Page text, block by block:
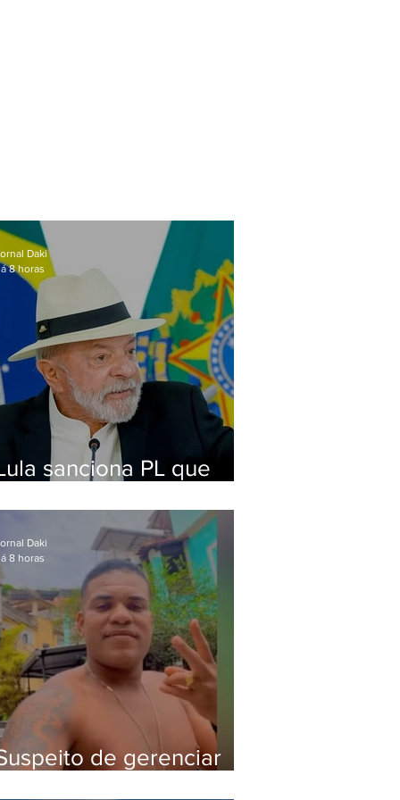
sanciona PL que
contra crianças
Daki
8 horas
de gerenciar
Daki
8 horas